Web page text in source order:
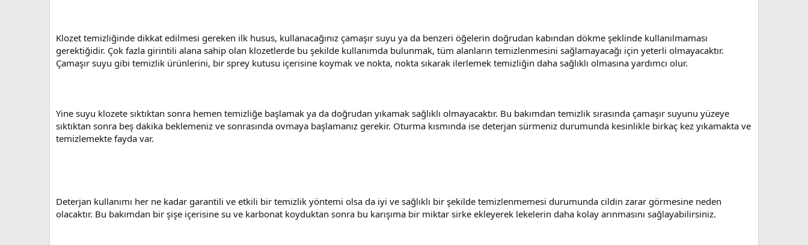
Klozet temizliğinde dikkat edilmesi gereken ilk husus, kullanacağınız çamaşır suyu ya da benzeri öğelerin doğrudan kabından dökme şeklinde kullanılmaması
gerektiğidir. Çok fazla girintili alana sahip olan klozetlerde bu şekilde kullanımda bulunmak, tüm alanların temizlenmesini sağlamayacağı için yeterli olmayacaktır.
Çamaşır suyu gibi temizlik ürünlerini, bir sprey kutusu içerisine koymak ve nokta, nokta sıkarak ilerlemek temizliğin daha sağlıklı olmasına yardımcı olur.
Yine suyu klozete sıktıktan sonra hemen temizliğe başlamak ya da doğrudan yıkamak sağlıklı olmayacaktır. Bu bakımdan temizlik sırasında çamaşır suyunu yüzeye
sıktıktan sonra beş dakika beklemeniz ve sonrasında ovmaya başlamanız gerekir. Oturma kısmında ise deterjan sürmeniz durumunda kesinlikle birkaç kez yıkamakta ve
temizlemekte fayda var.
Deterjan kullanımı her ne kadar garantili ve etkili bir temizlik yöntemi olsa da iyi ve sağlıklı bir şekilde temizlenmemesi durumunda cildin zarar görmesine neden
olacaktır. Bu bakımdan bir şişe içerisine su ve karbonat koyduktan sonra bu karışıma bir miktar sirke ekleyerek lekelerin daha kolay arınmasını sağlayabilirsiniz.